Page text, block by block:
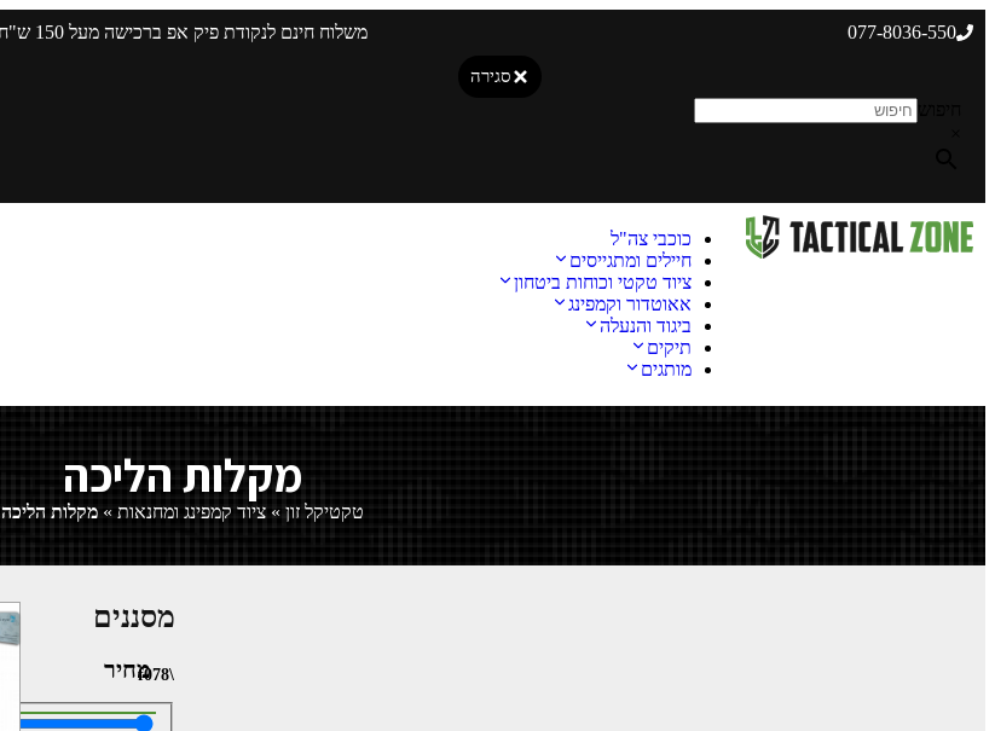
077-8036-550 משלוח חינם לנקודת פיק אפ ברכישה מעל 150 ש"ח
סגירה
כוכבי צה"ל
חיילים ומתגייסים
ציוד טקטי וכוחות ביטחון
אאוטדור וקמפינג
ביגוד והנעלה
תיקים
מותגים
מקלות הליכה
טקטיקל זון » ציוד קמפינג ומחנאות » מקלות הליכה
מסננים
מחיר